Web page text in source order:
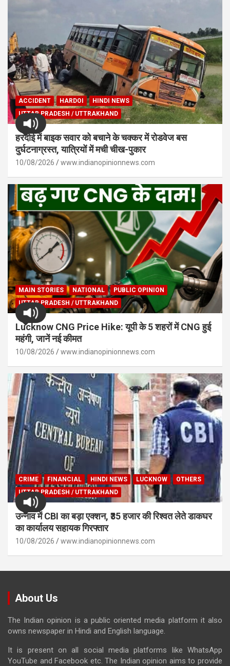
ACCIDENT HARDOI
HINDI NEWS
UTTAR PRADESH / UTTRAKHAND
हरदोई में बाइक सवार को बचाने के चक्कर में रोडवेज बस
दुर्घटनाग्रस्त, यात्रियों में मची चीख-पुकार
10/08/2026 www.indianopinionnews.com
MAIN STORIES NATIONAL
PUBLIC OPINION
UTTAR PRADESH / UTTRAKHAND
Lucknow CNG Price Hike: यूपी के 5 शहरों में CNG हुई
महंगी, जानें नई कीमत
10/08/2026 www.indianopinionnews.com
CRIME FINANCIAL HINDI NEWS LUCKNOW
OTHERS
UTTAR PRADESH / UTTRAKHAND
उन्नाव में CBI का बड़ा एक्शन, ₹35 हजार की रिश्वत लेते डाकघर
का कार्यालय सहायक गिरफ्तार
10/08/2026 www.indianopinionnews.com
About Us
The Indian opinion is a public oriented media platform it also
owns newspaper in Hindi and English language.
It is present on all social media platforms like WhatsApp
YouTube and Facebook etc. The Indian opinion aims to provide